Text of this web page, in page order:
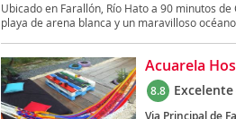
Ubicado en Farallón, Río Hato a 90 minutos
playa de arena blanca y un maravilloso
Acuarela
8.8 Excelente